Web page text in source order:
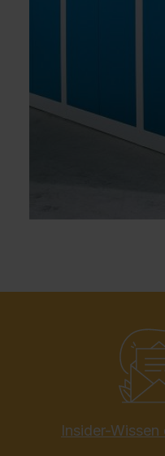
Insider-